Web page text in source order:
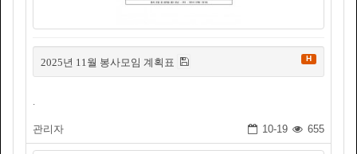
2025년 11월 봉사모임 계획표 H
.
관리자 10-19 655